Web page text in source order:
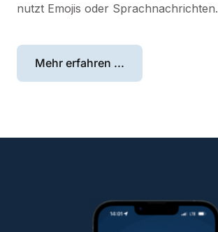
nutzt Emojis oder Sprachnachrichten.
Mehr erfahren ...